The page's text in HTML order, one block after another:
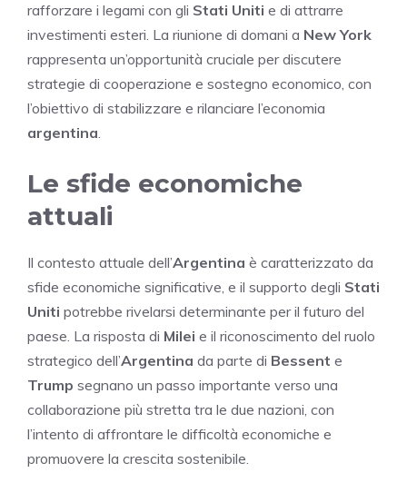
rafforzare i legami con gli Stati Uniti e di attrarre
investimenti esteri. La riunione di domani a New York
rappresenta un’opportunità cruciale per discutere
strategie di cooperazione e sostegno economico, con
l’obiettivo di stabilizzare e rilanciare l’economia
argentina.
Le sfide economiche
attuali
Il contesto attuale dell’Argentina è caratterizzato da
sfide economiche significative, e il supporto degli Stati
Uniti potrebbe rivelarsi determinante per il futuro del
paese. La risposta di Milei e il riconoscimento del ruolo
strategico dell’Argentina da parte di Bessent e
Trump segnano un passo importante verso una
collaborazione più stretta tra le due nazioni, con
l’intento di affrontare le difficoltà economiche e
promuovere la crescita sostenibile.